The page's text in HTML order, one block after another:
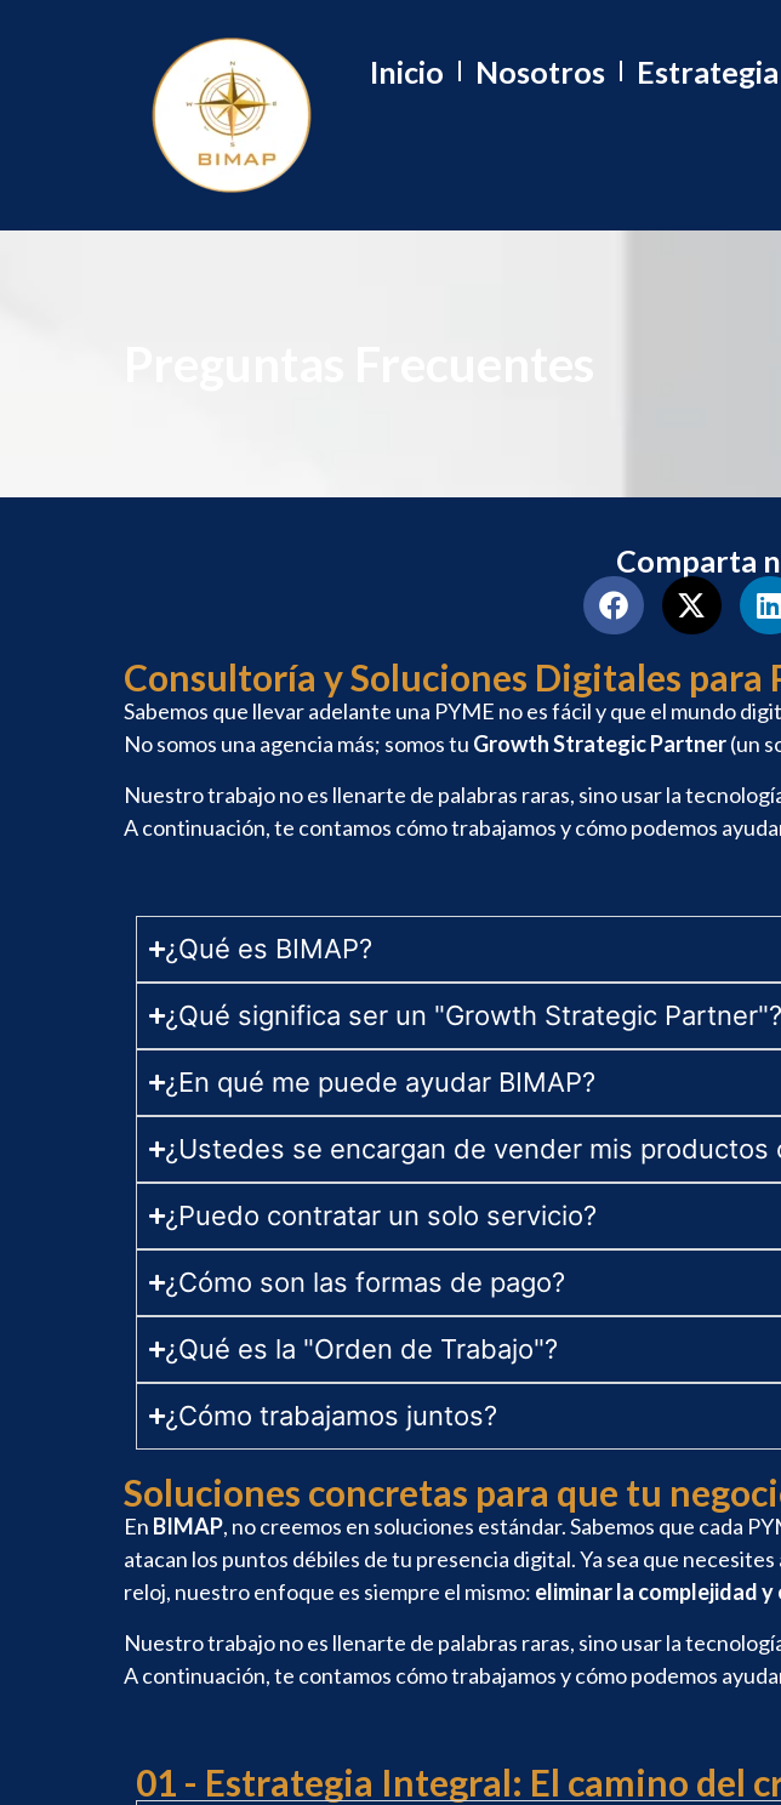
Inicio Nosotros Estrategia
Comparta
Consultoría y Soluciones Digitales para
Sabemos que llevar adelante una PYME no es fácil y que el mundo
No somos una agencia más; somos tu Growth Strategic Partner(un
Nuestro trabajo no es llenarte de palabras raras, sino usar la
A continuación, te contamos cómo trabajamos y cómo podemos
¿Qué es BIMAP?
¿Qué significa ser un "Growth Strategic Partner"?
¿En qué me puede ayudar BIMAP?
¿Ustedes se encargan de vender mis productos
¿Puedo contratar un solo servicio?
¿Cómo son las formas de pago?
¿Qué es la "Orden de Trabajo"?
¿Cómo trabajamos juntos?
Soluciones concretas para que tu
En BIMAP, no creemos en soluciones estándar. Sabemos que cada
atacan los puntos débiles de tu presencia digital. Ya sea que
reloj, nuestro enfoque es siempre el mismo: eliminar la complejidad
Nuestro trabajo no es llenarte de palabras raras, sino usar la
A continuación, te contamos cómo trabajamos y cómo podemos
01 - Estrategia Integral: El camino del